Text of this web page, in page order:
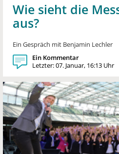
Wie sieht die
aus?
Ein Gespräch mit Benjamin Lechler
Ein Kommentar
Letzter: 07. Januar, 16:13 Uhr